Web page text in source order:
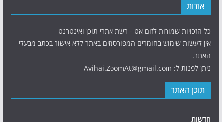
אודות
כל הזכויות שמורות לזום אט - רשת אתרי תוכן ואינטרנט
אין לעשות שימוש בחומרים המפורסמים באתר ללא אישור בכתב מבעלי
האתר.
ניתן לפנות ל: Avihai.ZoomAt@gmail.com
תוכן האתר
חדשות